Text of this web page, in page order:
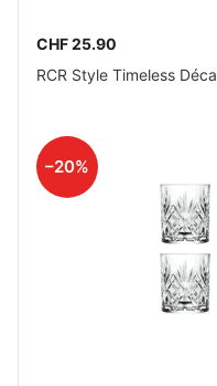
CHF 25.90
RCR Style Timeless
–20%